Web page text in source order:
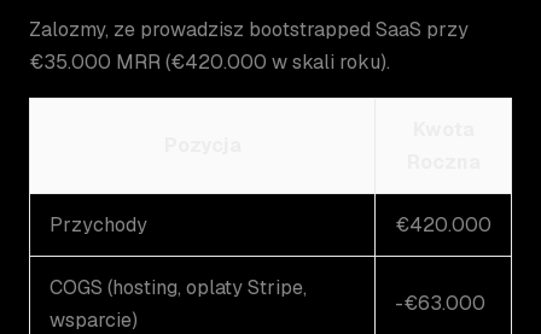
Zalozmy, ze prowadzisz bootstrapped SaaS przy
€35.000 MRR (€420.000 w skali roku).
Przychody €420.000
COGS (hosting, oplaty Stripe,
wsparcie)
-€63.000